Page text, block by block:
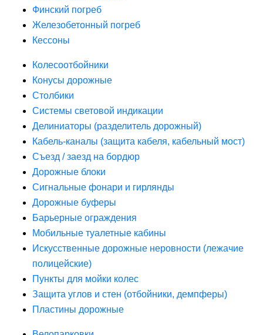
Финский погреб
Железобетонный погреб
Кессоны
Колесоотбойники
Конусы дорожные
Столбики
Системы световой индикации
Делиниаторы (разделитель дорожный)
Кабель-каналы (защита кабеля, кабельный мост)
Съезд / заезд на бордюр
Дорожные блоки
Сигнальные фонари и гирлянды
Дорожные буферы
Барьерные ограждения
Мобильные туалетные кабины
Искусственные дорожные неровности (лежачие
полицейские)
Пункты для мойки колес
Защита углов и стен (отбойники, демпферы)
Пластины дорожные